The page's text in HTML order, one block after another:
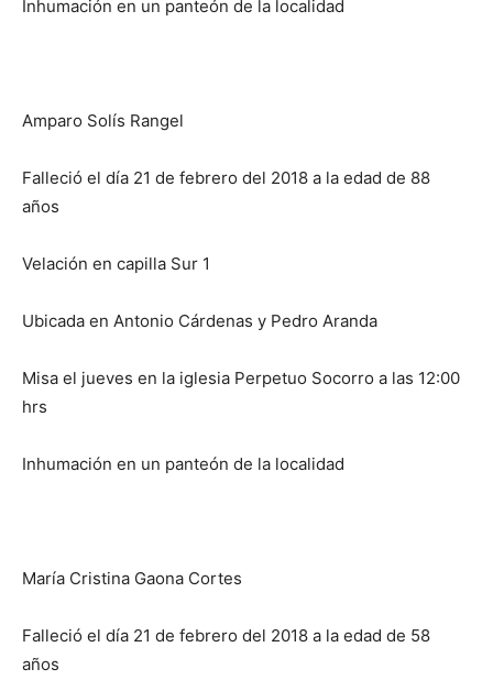
Inhumación en un panteón de la localidad
Amparo Solís Rangel
Falleció el día 21 de febrero del 2018 a la edad de 88
años
Velación en capilla Sur 1
Ubicada en Antonio Cárdenas y Pedro Aranda
Misa el jueves en la iglesia Perpetuo Socorro a las 12:00
hrs
Inhumación en un panteón de la localidad
María Cristina Gaona Cortes
Falleció el día 21 de febrero del 2018 a la edad de 58
años